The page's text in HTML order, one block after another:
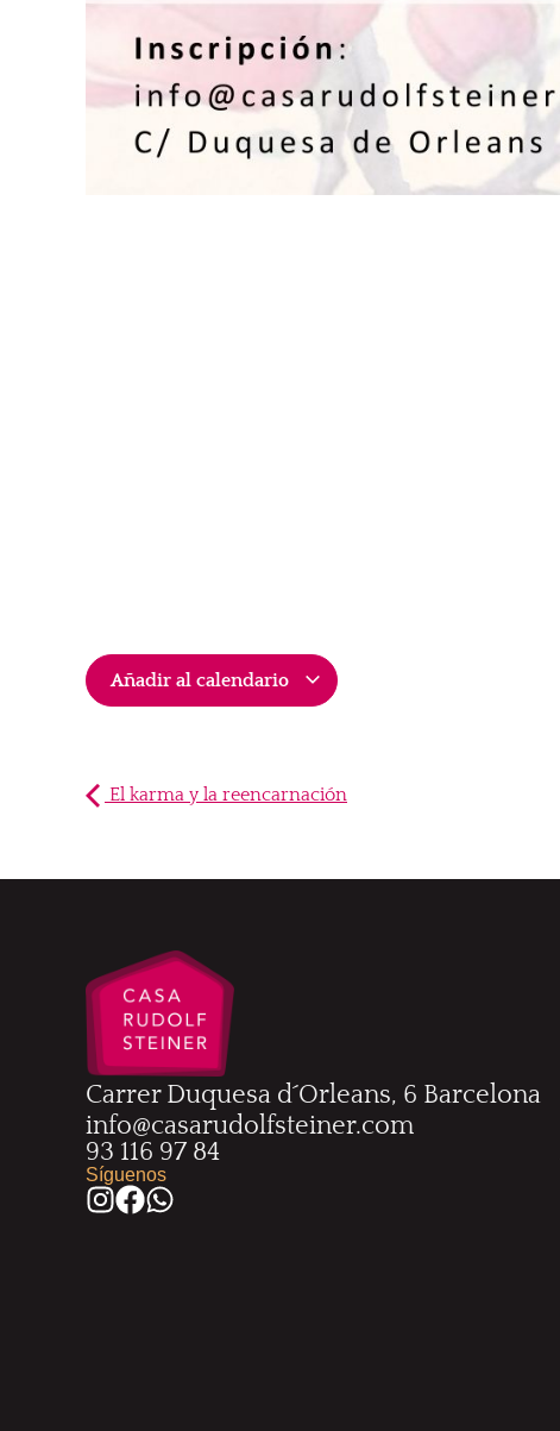
Añadir al calendario
El karma y la reencarnación
Carrer Duquesa d´Orleans, 6 Barcelona
info@casarudolfsteiner.com
93 116 97 84
Síguenos